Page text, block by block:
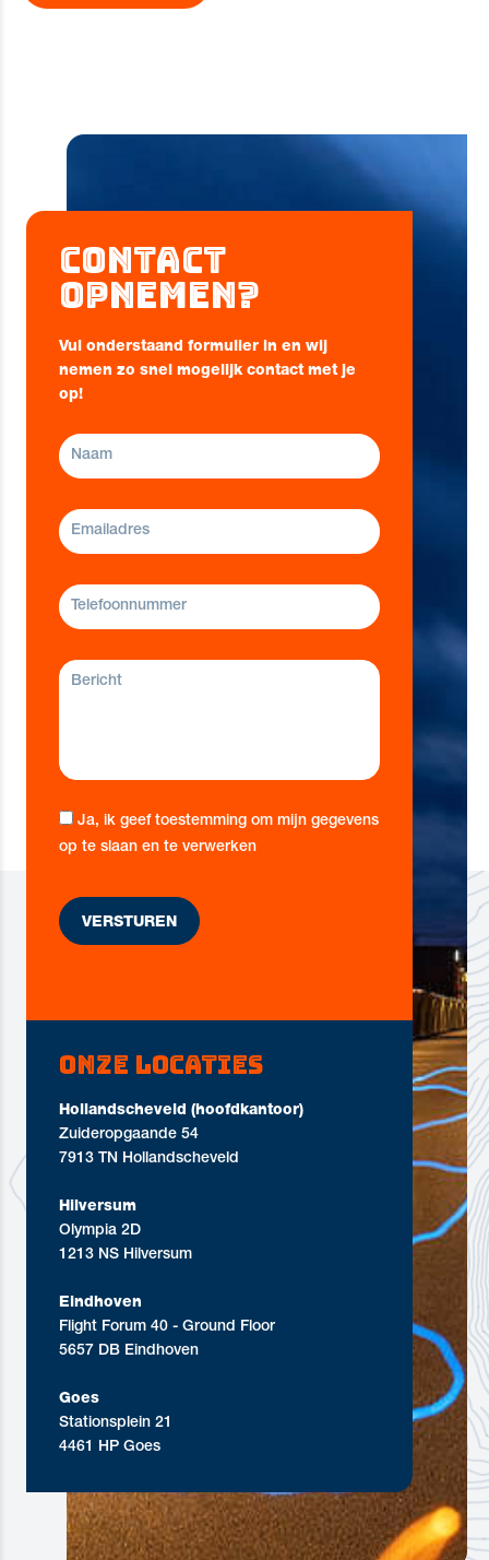
Contact
opnemen?
Vul onderstaand formulier in en wij
nemen zo snel mogelijk contact met je
op!
Ja, ik geef toestemming om mijn gegevens
op te slaan en te verwerken
Onze locaties
Hollandscheveld (hoofdkantoor)
Zuideropgaande 54
7913 TN Hollandscheveld
Hilversum
Olympia 2D
1213 NS Hilversum
Eindhoven
Flight Forum 40 - Ground Floor
5657 DB Eindhoven
Goes
Stationsplein 21
4461 HP Goes